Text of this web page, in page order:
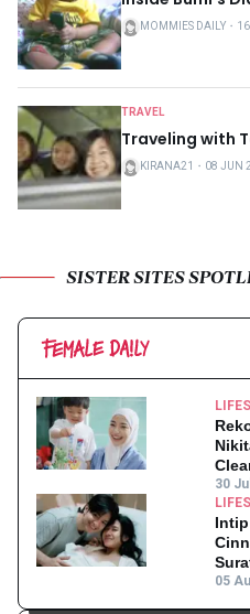
MOMMIES DAILY ・
TRAVEL
Traveling with
KIRANA21 ・ 08 JUN
SISTER SITES
30
05